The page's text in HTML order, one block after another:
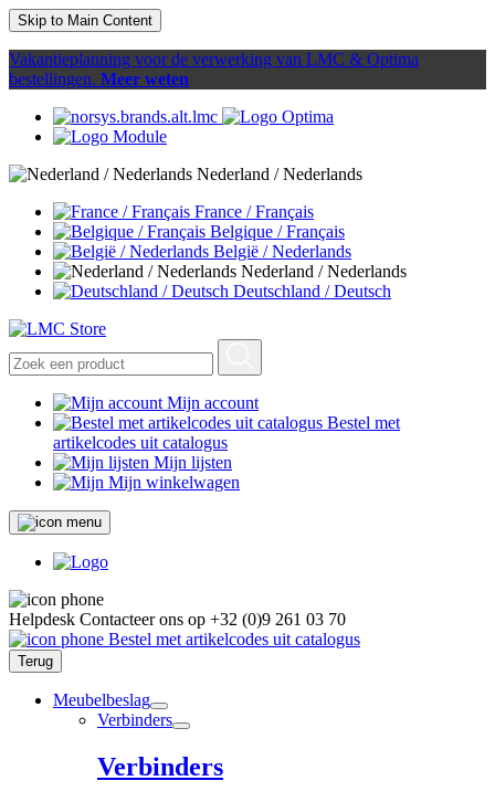
Skip to Main Content
Vakantieplanning voor de verwerking van LMC & Optima
bestellingen. Meer weten
Nederland / Nederlands
France / Français
Belgique / Français
België / Nederlands
Nederland / Nederlands
Deutschland / Deutsch
Mijn account
Bestel met
artikelcodes uit catalogus
Mijn lijsten
Mijn winkelwagen
Helpdesk Contacteer ons op +32 (0)9 261 03 70
Bestel met artikelcodes uit catalogus
Terug
Meubelbeslag
Verbinders
Verbinders